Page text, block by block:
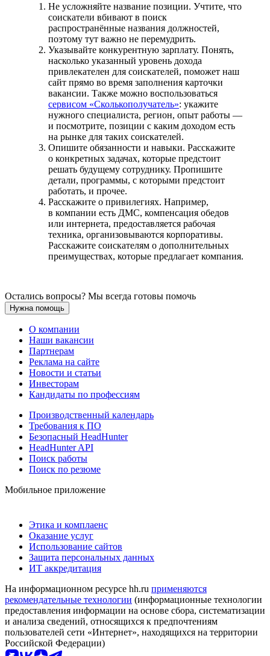
Не усложняйте название позиции. Учтите, что
соискатели вбивают в поиск
распространённые названия должностей,
поэтому тут важно не перемудрить.
Указывайте конкурентную зарплату. Понять,
насколько указанный уровень дохода
привлекателен для соискателей, поможет наш
сайт прямо во время заполнения карточки
вакансии. Также можно воспользоваться
сервисом «Сколькополучатель»: укажите
нужного специалиста, регион, опыт работы —
и посмотрите, позиции с каким доходом есть
на рынке для таких соискателей.
Опишите обязанности и навыки. Расскажите
о конкретных задачах, которые предстоит
решать будущему сотруднику. Пропишите
детали, программы, с которыми предстоит
работать, и прочее.
Расскажите о привилегиях. Например,
в компании есть ДМС, компенсация обедов
или интернета, предоставляется рабочая
техника, организовываются корпоративы.
Расскажите соискателям о дополнительных
преимуществах, которые предлагает компания.
Остались вопросы? Мы всегда готовы помочь
Нужна помощь
О компании
Наши вакансии
Партнерам
Реклама на сайте
Новости и статьи
Инвесторам
Кандидаты по профессиям
Производственный календарь
Требования к ПО
Безопасный HeadHunter
HeadHunter API
Поиск работы
Поиск по резюме
Мобильное приложение
Этика и комплаенс
Оказание услуг
Использование сайтов
Защита персональных данных
ИТ аккредитация
На информационном ресурсе hh.ru применяются
рекомендательные технологии (информационные технологии
предоставления информации на основе сбора, систематизации
и анализа сведений, относящихся к предпочтениям
пользователей сети «Интернет», находящихся на территории
Российской Федерации)